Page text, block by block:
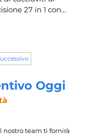
27 in 1 con
Oggi
nostro team ti fornirà